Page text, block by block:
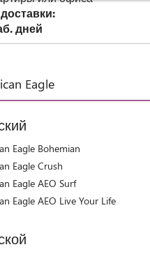
дней
Eagle
Eagle Bohemian
Eagle Crush
Eagle AEO Surf
Eagle AEO Live Your Life